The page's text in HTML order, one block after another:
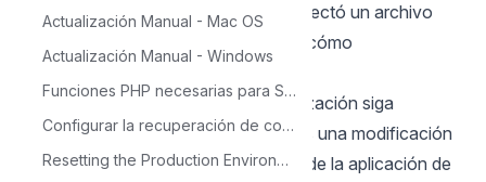
Actualización Manual - Mac OS
Actualización Manual - Windows
Funciones PHP necesarias para ScriptCase
Configurar la recuperación de contraseña en Scriptcase
Resetting the Production Environment Password
aplicación. Uno de estos cambios afectó un archivo
crucial que indica a las aplicaciones cómo
Para asegurarnos de que la sincronización siga
funcionando correctamente, hicimos una modificación
en el código del eventoonValidate
de la aplicación de